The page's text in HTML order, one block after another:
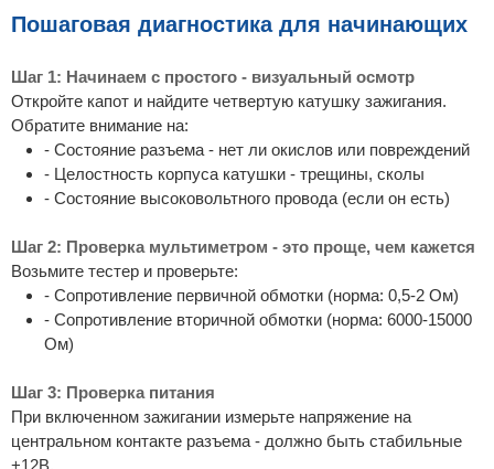
Пошаговая диагностика для начинающих
Шаг 1: Начинаем с простого - визуальный осмотр
Откройте капот и найдите четвертую катушку зажигания.
Обратите внимание на:
- Состояние разъема - нет ли окислов или повреждений
- Целостность корпуса катушки - трещины, сколы
- Состояние высоковольтного провода (если он есть)
Шаг 2: Проверка мультиметром - это проще, чем кажется
Возьмите тестер и проверьте:
- Сопротивление первичной обмотки (норма: 0,5-2 Ом)
- Сопротивление вторичной обмотки (норма: 6000-15000
Ом)
Шаг 3: Проверка питания
При включенном зажигании измерьте напряжение на
центральном контакте разъема - должно быть стабильные
+12В.